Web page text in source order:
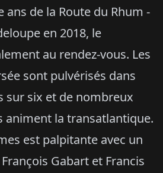
ans de la Route du Rhum -
en 2018, le
au rendez-vous. Les
sont pulvérisés dans
sur six et de nombreux
animent la transatlantique.
est palpitante avec un
Gabart et Francis